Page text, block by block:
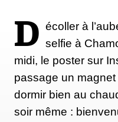
(Sascha
D écoller à
selfie à
midi, le poster sur
passage un
dormir bien au
soir même :